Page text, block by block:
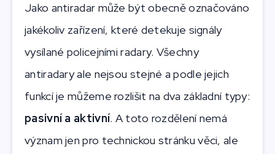
Jako antiradar může být obecně označováno
jakékoliv zařízení, které detekuje signály
vysílané policejními radary. Všechny
antiradary ale nejsou stejné a podle jejich
funkcí je můžeme rozlišit na dva základní typy:
pasivní a aktivní. A toto rozdělení nemá
význam jen pro technickou stránku věci, ale